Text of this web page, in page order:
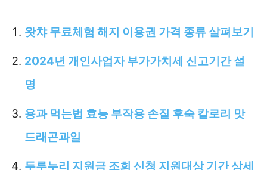
왓챠 무료체험 해지 이용권 가격 종류 살펴보기
2024년 개인사업자 부가가치세 신고기간 설
명
용과 먹는법 효능 부작용 손질 후숙 칼로리 맛
드래곤과일
두루누리 지원금 조회 신청 지원대상 기간 상세